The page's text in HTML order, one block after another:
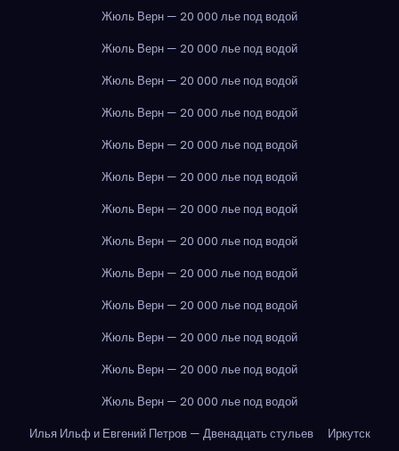
Жюль Верн — 20 000 лье под водой
Жюль Верн — 20 000 лье под водой
Жюль Верн — 20 000 лье под водой
Жюль Верн — 20 000 лье под водой
Жюль Верн — 20 000 лье под водой
Жюль Верн — 20 000 лье под водой
Жюль Верн — 20 000 лье под водой
Жюль Верн — 20 000 лье под водой
Жюль Верн — 20 000 лье под водой
Жюль Верн — 20 000 лье под водой
Жюль Верн — 20 000 лье под водой
Жюль Верн — 20 000 лье под водой
Жюль Верн — 20 000 лье под водой
Илья Ильф и Евгений Петров — Двенадцать стульев
Иркутск